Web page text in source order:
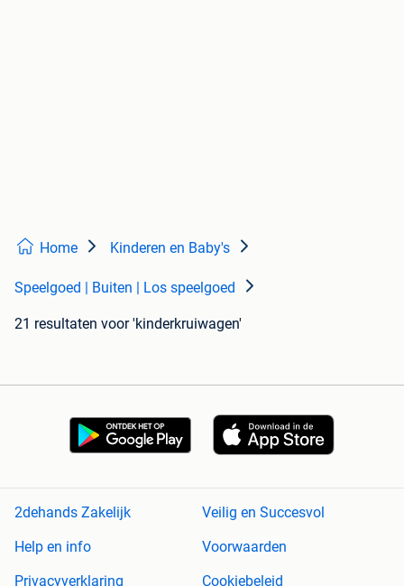
Home Kinderen en Baby's
Speelgoed | Buiten | Los speelgoed
21 resultaten voor 'kinderkruiwagen'
2dehands Zakelijk
Veilig en Succesvol
Help en info
Voorwaarden
Privacyverklaring
Cookiebeleid